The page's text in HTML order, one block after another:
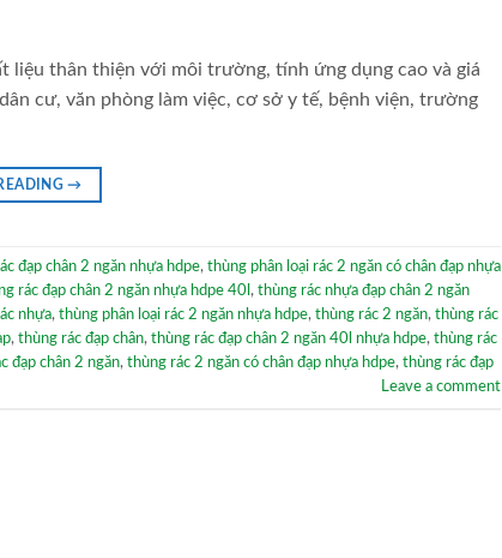
liệu thân thiện với môi trường, tính ứng dụng cao và giá
cư, văn phòng làm việc, cơ sở y tế, bệnh viện, trường
→
đạp chân 2 ngăn nhựa hdpe, thùng phân loại rác 2 ngăn có chân đạp nhựa
rác đạp chân 2 ngăn nhựa hdpe 40l , thùng rác nhựa đạp chân 2 ngăn
nhựa, thùng phân loại rác 2 ngăn nhựa hdpe, thùng rác 2 ngăn, thùng rác
, thùng rác đạp chân, thùng rác đạp chân 2 ngăn 40l nhựa hdpe, thùng rác
đạp chân 2 ngăn, thùng rác 2 ngăn có chân đạp nhựa hdpe, thùng rác đạp
Leave a comment